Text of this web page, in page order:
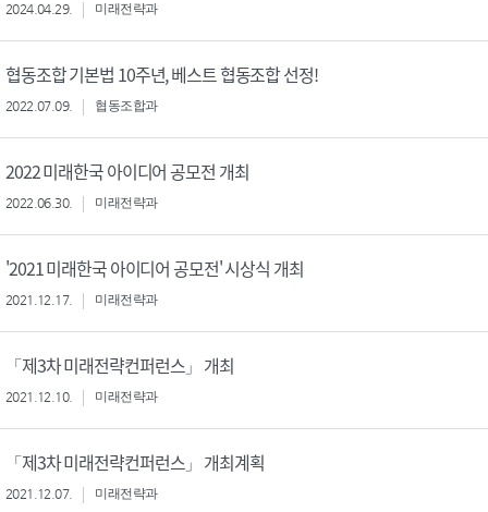
2024.04.29. 미래전략과
협동조합 기본법 10주년, 베스트 협동조합 선정!
2022.07.09. 협동조합과
2022 미래한국 아이디어 공모전 개최
2022.06.30. 미래전략과
'2021 미래한국 아이디어 공모전' 시상식 개최
2021.12.17. 미래전략과
「제3차 미래전략컨퍼런스」 개최
2021.12.10. 미래전략과
「제3차 미래전략컨퍼런스」 개최계획
2021.12.07. 미래전략과